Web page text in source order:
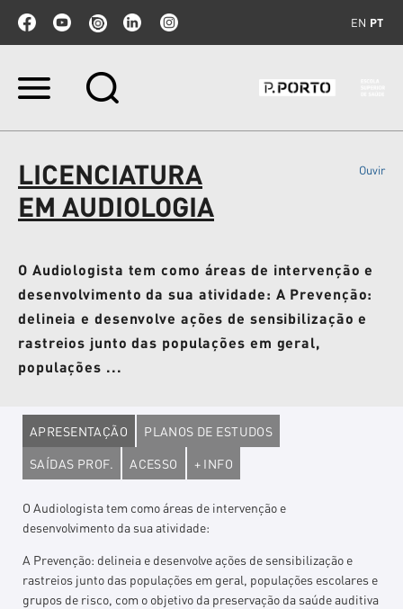
EN PT
Ir
Ir
para
a
navegação
LICENCIATURA
EM AUDIOLOGIA
Ouvir
O Audiologista tem como áreas de intervenção e
desenvolvimento da sua atividade: A Prevenção:
delineia e desenvolve ações de sensibilização e
rastreios junto das populações em geral,
populações ...
APRESENTAÇÃO
PLANOS DE ESTUDOS
SAÍDAS PROF.
ACESSO + INFO
O Audiologista tem como áreas de intervenção e
desenvolvimento da sua atividade:
A Prevenção: delineia e desenvolve ações de sensibilização e
rastreios junto das populações em geral, populações escolares e
grupos de risco, com o objetivo da preservação da saúde auditiva